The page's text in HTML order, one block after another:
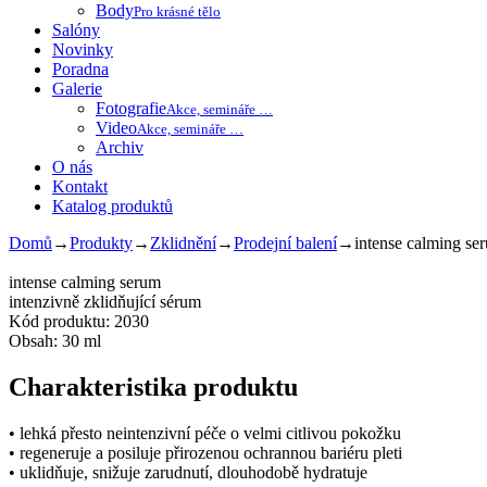
BodyPro krásné tělo
Salóny
Novinky
Poradna
Galerie
FotografieAkce, semináře …
VideoAkce, semináře …
Archiv
O nás
Kontakt
Katalog produktů
Domů →Produkty→ Zklidnění→Prodejní balení→intense calming
intense calming serum
intenzivně zklidňující sérum
Kód produktu: 2030
Obsah: 30 ml
Charakteristika produktu
• lehká přesto neintenzivní péče o velmi citlivou pokožku
• regeneruje a posiluje přirozenou ochrannou bariéru pleti
• uklidňuje, snižuje zarudnutí, dlouhodobě hydratuje